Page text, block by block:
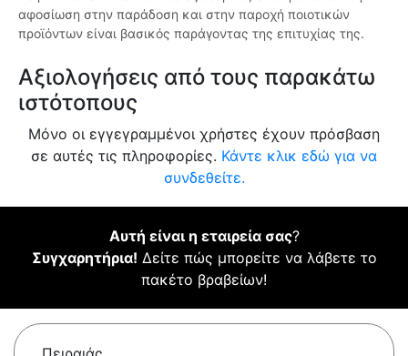
αφοσίωση στην παράδοση και στην παροχή ποιοτικών
προϊόντων είναι βασικός παράγοντας της επιτυχίας της.
Αξιολογήσεις από τους παρακάτω
ιστότοπους
Μόνο οι εγγεγραμμένοι χρήστες έχουν πρόσβαση
σε αυτές τις πληροφορίες. Κάντε κλικ εδώ για να
συνδεθείτε.
Αυτή είναι η εταιρεία σας?
Συγχαρητήρια! Δείτε πώς μπορείτε να λάβετε το
πακέτο βραβείων!